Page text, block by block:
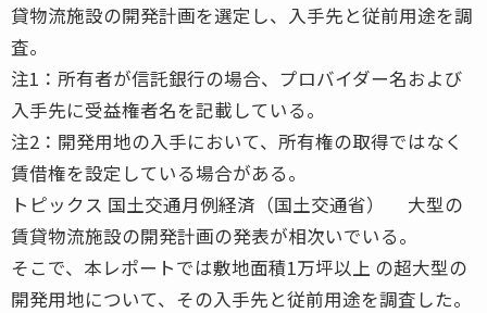
貸物流施設の開発計画を選定し、入手先と従前用途を調
査。
注1：所有者が信託銀行の場合、プロバイダー名および
入手先に受益権者名を記載している。
注2：開発用地の入手において、所有権の取得ではなく
賃借権を設定している場合がある。
トピックス 国土交通月例経済（国土交通省） 大型の
賃貸物流施設の開発計画の発表が相次いでいる。
そこで、本レポートでは敷地面積1万坪以上 の超大型の
開発用地について、その入手先と従前用途を調査した。